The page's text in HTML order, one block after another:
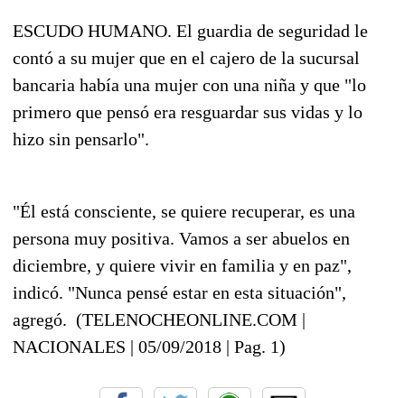
ESCUDO HUMANO. El guardia de seguridad le
contó a su mujer que en el cajero de la sucursal
bancaria había una mujer con una niña y que "lo
primero que pensó era resguardar sus vidas y lo
hizo sin pensarlo".
"Él está consciente, se quiere recuperar, es una
persona muy positiva. Vamos a ser abuelos en
diciembre, y quiere vivir en familia y en paz",
indicó. "Nunca pensé estar en esta situación",
agregó. (TELENOCHEONLINE.COM |
NACIONALES | 05/09/2018 | Pag. 1)